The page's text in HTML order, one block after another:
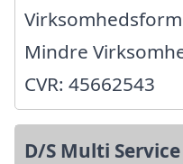
Mindre
CVR: 45662543
D/S Multi Service